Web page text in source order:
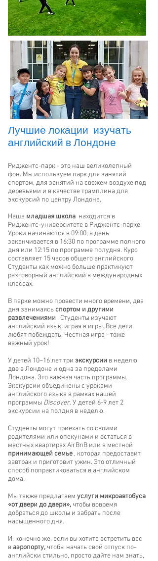
Лучшие локации изучать
английский в Лондоне
Риджентс-парк - это наш великолепный
фон. Мы используем парк для занятий
спортом, для занятий на свежем воздухе под
деревьями и в качестве трамплина для
экскурсий по центру Лондона.
Наша младшая школа находится в
Риджентс-университете в Риджентс-парке.
Уроки начинаются в 09:00, а день
заканчивается в 16:30 по программе полного
дня или 12:15 по программе полудня. Курс
составляет 15 часов общего английского.
Студенты как можно больше практикуют
разговорный английский в международных
классах.
В парке можно провести много времени, два
дня занимаясьспортом и другими
развлечениями . Студенты изучают
английский язык, играя в игры. Все дети
любят побеждать. Честная игра - тоже
важный урок!
У детей 10–16 лет три экскурсии в неделю:
две в Лондоне и одна за пределами
Лондона. Это важная часть программы.
Экскурсии объединены с уроками
английского языка в рамках нашей
программы Discover.У детей 6-9 лет 2
экскурсии на полдня в неделю.
Студенты могут приехать со своими
родителями или опекунами и остаться в
местных квартирах AirBnB или в местной
принимающей семье , которая предоставит
завтрак и приготовит ужин. Это отличный
способ попрактиковаться в английском
дома.
Мы также предлагаем услуги микроавтобуса
«от двери до двери», чтобы вовремя
добраться до школы и забрать после
насыщенного дня.
И, конечно же, если вы хотите встретить вас
в аэропорту, чтобы начать свой отпуск по-
английски стильно, просто дайте нам знать,